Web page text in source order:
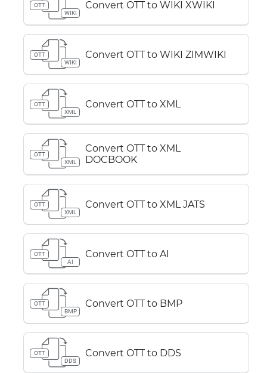
OTT
WIKI
Convert OTT to WIKI XWIKI
OTT
WIKI
Convert OTT to WIKI ZIMWIKI
OTT
XML
Convert OTT to XML
OTT
XML
Convert OTT to XML
DOCBOOK
OTT
XML
Convert OTT to XML JATS
OTT
AI
Convert OTT to AI
OTT
BMP
Convert OTT to BMP
OTT
DDS
Convert OTT to DDS